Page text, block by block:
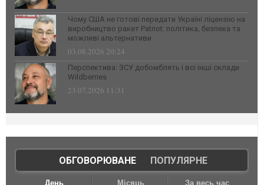
Чому США не готові передати Україні ліцензію на
виробництво ракет Patriot: політика, безпека та
можливі альтернативи
03.08.2026 20:24
Перспектива: ЗСУ добомблять і всі інші склади
Wildberries
23.07.2026 11:31
ОБГОВОРЮВАНЕ| ПОПУЛЯРНЕ
День Місяць За весь час